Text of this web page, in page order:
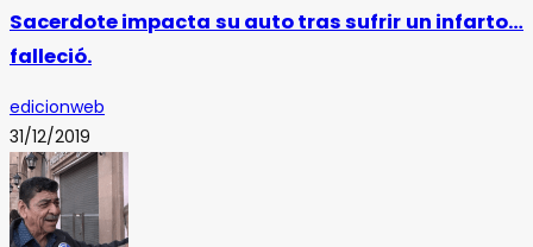
Sacerdote impacta su auto tras sufrir un infarto…
falleció.
edicionweb
31/12/2019